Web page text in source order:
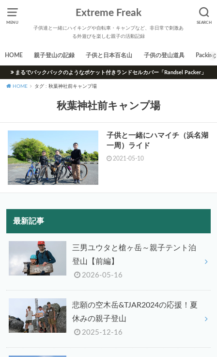
MENU SEARCH
Extreme Freak
子供達と一緒にハイキングや自転車・キャンプなど、非日常で刺激あ
る外遊びを楽しむ親子の活動記録
HOME 親子登山の記録 子供と日本百名山 子供の登山道具 Packing
まるでバックパックのようなポケット付きランドセルカバー「Randsel Packer」
HOME タグ : 秋葉神社前キャンプ場
秋葉神社前キャンプ場
子供と一緒にハマイチ（浜名湖
一周）ライド
2021-05-10
最新記事
三男ユウタと槍ヶ岳～親子テント泊
登山【前編】
2026-05-16
悲願の空木岳&TJAR2024の応援！夏
休みの親子登山
2025-12-16